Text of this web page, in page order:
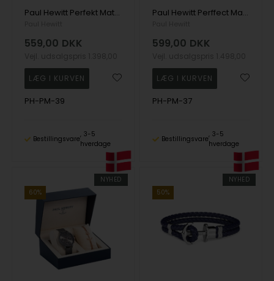
Paul Hewitt Perfekt Match Modest 28,0 mm - PH-PM-39
559,00 DKK
PH-PM-39
Bestillingsvare
3-5
hverdage
Paul Hewitt Perffect Match Miss Ocean 33,0 mm - PH-PM-37
599,00 DKK
PH-PM-37
Bestillingsvare
3-5
hverdage
NYHED
60%
NYHED
50%